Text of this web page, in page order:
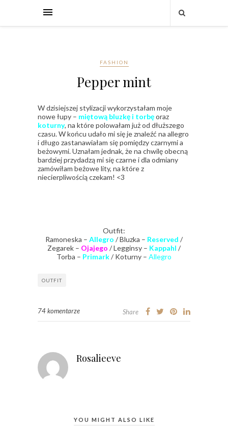
FASHION
Pepper mint
W dzisiejszej stylizacji wykorzystałam moje
nowe łupy – miętową bluzkę i torbęoraz
koturny, na które polowałam już od dłuższego
czasu. W końcu udało mi się je znaleźć na allegro
i długo zastanawiałam się pomiędzy czarnymi a
beżowymi. Uznałam jednak, że na chwilę obecną
bardziej przydadzą mi się czarne i dla odmiany
zamówiłam beżowe lity, na które z
niecierpliwością czekam! <3
Outfit:
Ramoneska – Allegro / Bluzka – Reserved /
Zegarek – Ojajego / Legginsy – Kappahl /
Torba – Primark/ Koturny – Allegro
OUTFIT
74 komentarze Share
Rosalieeve
YOU MIGHT ALSO LIKE